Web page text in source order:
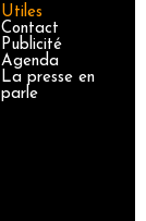
Utiles
Contact
Publicité
Agenda
La presse en
parle